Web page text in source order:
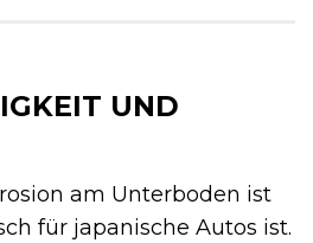
UND
am Unterboden ist
für japanische Autos ist.